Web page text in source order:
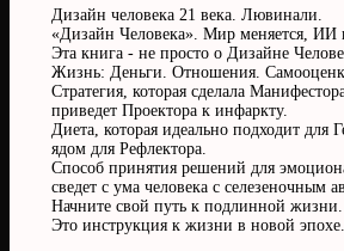
Дизайн человека 21 века. Лювинали.
«Дизайн Человека». Мир меняется, ИИ
Эта книга - не просто о Дизайне
Жизнь: Деньги. Отношения.
Стратегия, которая сделала
приведет Проектора к инфаркту.
Диета, которая идеально подходит для
ядом для Рефлектора.
Способ принятия решений для
сведет с ума человека с селезеночным
Начните свой путь к подлинной жизни.
Это инструкция к жизни в новой эпохе.